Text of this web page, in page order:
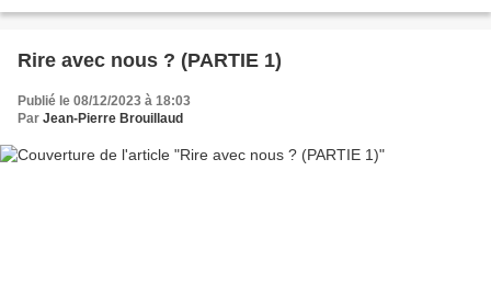
Rire avec nous ? (PARTIE 1)
Publié le 08/12/2023 à 18:03
Par Jean-Pierre Brouillaud